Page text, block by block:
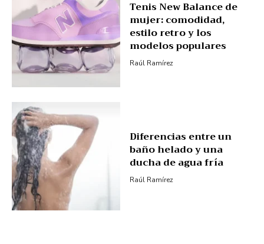
Tenis New Balance de
mujer: comodidad,
estilo retro y los
modelos populares
Raúl Ramírez
Diferencias entre un
baño helado y una
ducha de agua fría
Raúl Ramírez